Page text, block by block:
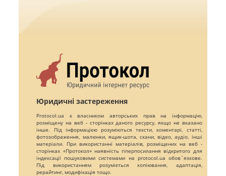
Юридичні застереження
Protocol.ua є власником авторських прав на інформацію,
розміщену на веб - сторінках даного ресурсу, якщо не вказано
інше. Під інформацією розуміються тексти, коментарі, статті,
фотозображення, малюнки, ящик-шота, скани, відео, аудіо, інші
матеріали. При використанні матеріалів, розміщених на веб -
сторінках «Протокол» наявність гіперпосилання відкритого для
індексації пошуковими системами на protocol.ua обов`язкове.
Під використанням розуміється копіювання, адаптація,
рерайтинг, модифікація тощо.